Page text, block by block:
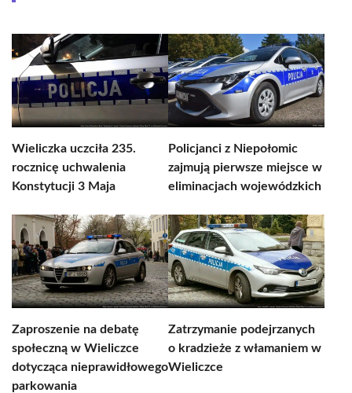
Wieliczka uczciła 235.
rocznicę uchwalenia
Konstytucji 3 Maja
Policjanci z Niepołomic
zajmują pierwsze miejsce w
eliminacjach wojewódzkich
Zaproszenie na debatę
społeczną w Wieliczce
dotycząca nieprawidłowego
parkowania
Zatrzymanie podejrzanych
o kradzieże z włamaniem w
Wieliczce